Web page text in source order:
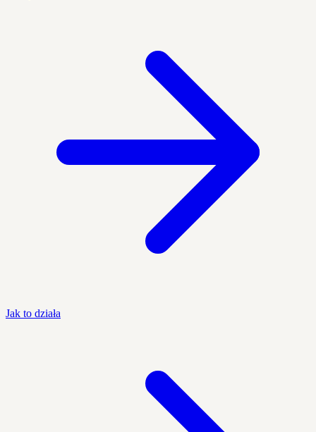
Jak to działa